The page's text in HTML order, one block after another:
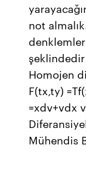
not
Homojen
F(tx,ty)
=xdv+vdx
Mühendis